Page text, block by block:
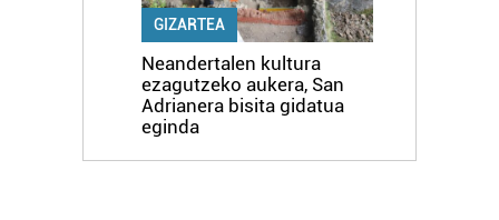
GIZARTEA
Neandertalen kultura
ezagutzeko aukera, San
Adrianera bisita gidatua
eginda